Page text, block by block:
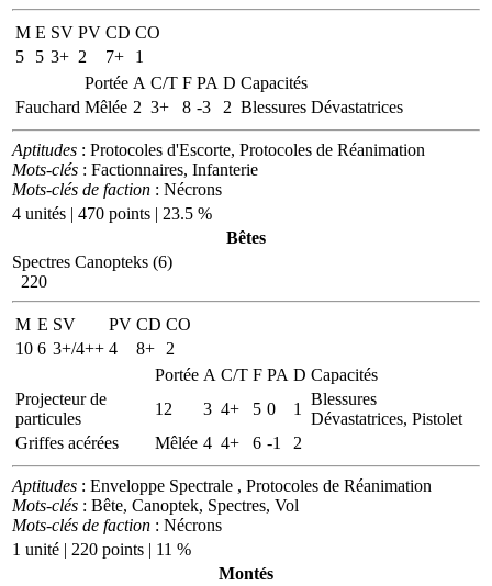
M E SV PV CD CO
5
5 3+ 2 7+
1
Portée A C/T F PA D Capacités
Fauchard Mêlée 2 3+ 8 -3 2 Blessures Dévastatrices
Aptitudes : Protocoles d'Escorte, Protocoles de Réanimation
Mots-clés : Factionnaires, Infanterie
Mots-clés de faction : Nécrons
4 unités | 470 points | 23.5 %
Bêtes
Spectres Canopteks (6)
220
M E SV PV CD CO
10 6 3+/4++ 4 8+
2
Portée A C/T F PA D Capacités
Projecteur de
particules
12 3 4+ 5 0 1
Blessures
Dévastatrices, Pistolet
Griffes acérées
Mêlée 4 4+ 6 -1 2
Aptitudes : Enveloppe Spectrale , Protocoles de Réanimation
Mots-clés : Bête, Canoptek, Spectres, Vol
Mots-clés de faction : Nécrons
1 unité | 220 points | 11 %
Montés